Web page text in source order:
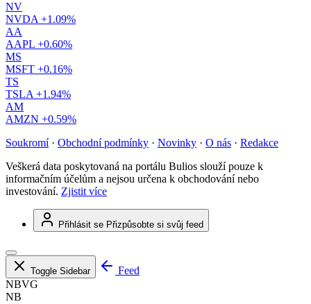
NV
NVDA +1.09%
AA
AAPL +0.60%
MS
MSFT +0.16%
TS
TSLA +1.94%
AM
AMZN +0.59%
Soukromí · Obchodní podmínky · Novinky · O nás · Redakce
Veškerá data poskytovaná na portálu Bulios slouží pouze k
informačním účelům a nejsou určena k obchodování nebo
investování. Zjistit více
Přihlásit se Přizpůsobte si svůj feed
Toggle Sidebar
Feed
NBVG
NB